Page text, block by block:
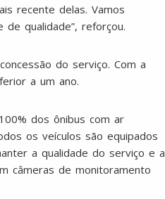
recente delas. Vamos
de qualidade”, reforçou.
do serviço. Com a
a um ano.
dos ônibus com ar
os veículos são equipados
a qualidade do serviço e a
câmeras de monitoramento